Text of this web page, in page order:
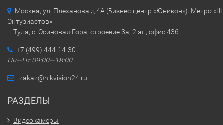
Москва, ул. Плеханова д.4А (Бизнес-центр «Юникон»). Метро
Энтузиастов»
г. Тула, с. Осиновая Гора, строение 3а, 2 эт., офис 436
+7 (499) 444-14-30
Пн—Пт 09:00—18:00
zakaz@hikvision24.ru
РАЗДЕЛЫ
Видеокамеры